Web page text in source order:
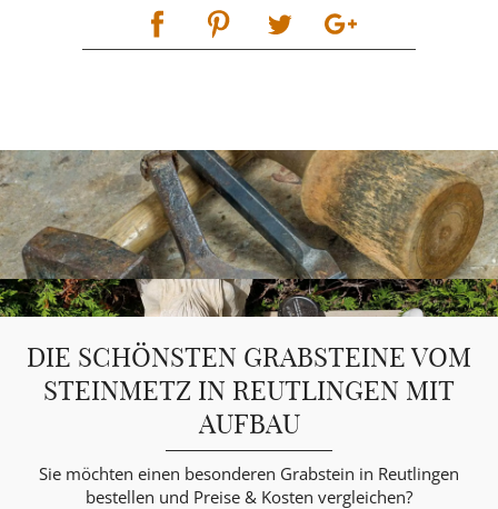
DIE SCHÖNSTEN GRABSTEINE VOM
STEINMETZ IN REUTLINGEN MIT
AUFBAU
Sie möchten einen besonderen Grabstein in Reutlingen
bestellen und Preise & Kosten vergleichen?